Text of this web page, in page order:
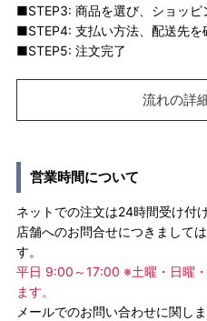
■STEP3: 商品を選び、ショッピ
■STEP4: 支払い方法、配送先を
■STEP5: 注文完了
流れの詳
営業時間について
ネットでの注文は24時間受け付
店舗へのお問合せにつきまして
す。
平日 9:00～17:00 ※土曜・日曜
ます。
メールでのお問い合わせに関し